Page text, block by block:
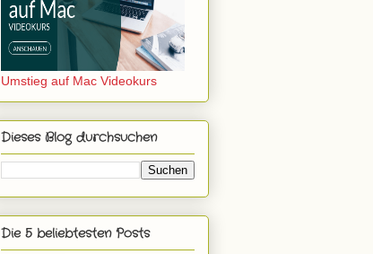
Umstieg auf Mac Videokurs
Dieses Blog durchsuchen
Die 5 beliebtesten Posts